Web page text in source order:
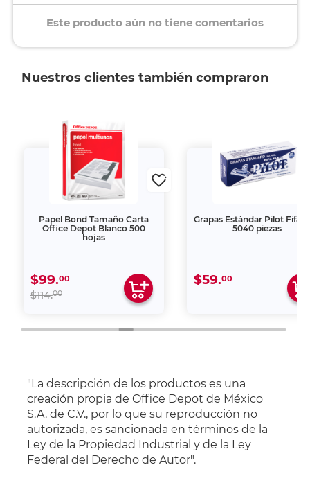
Este producto aún no tiene comentarios
Nuestros clientes también compraron
Papel Bond Tamaño Carta
Office Depot Blanco 500
hojas
$99.00
$114.00
Grapas Estándar Pilot Fifa
5040 piezas
$59.00
"La descripción de los productos es una
creación propia de Office Depot de México
S.A. de C.V., por lo que su reproducción no
autorizada, es sancionada en términos de la
Ley de la Propiedad Industrial y de la Ley
Federal del Derecho de Autor".